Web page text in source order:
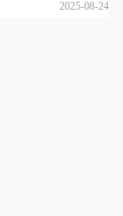
2025-08-24